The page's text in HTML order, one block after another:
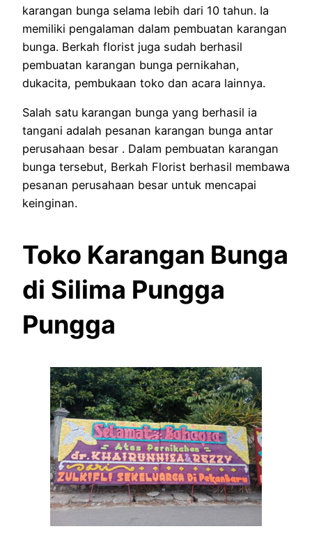
karangan bunga selama lebih dari 10 tahun. Ia
memiliki pengalaman dalam pembuatan karangan
bunga. Berkah florist juga sudah berhasil
pembuatan karangan bunga pernikahan,
dukacita, pembukaan toko dan acara lainnya.
Salah satu karangan bunga yang berhasil ia
tangani adalah pesanan karangan bunga antar
perusahaan besar . Dalam pembuatan karangan
bunga tersebut, Berkah Florist berhasil membawa
pesanan perusahaan besar untuk mencapai
keinginan.
Toko Karangan Bunga
di Silima Pungga
Pungga